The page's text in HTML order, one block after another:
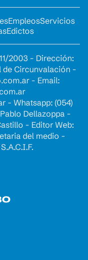
EmpleosServicios
Edictos
2003 - Dirección:
de Circunvalación -
- Email:
- Whatsapp: (054)
Dellazoppa -
- Editor Web:
del medio -